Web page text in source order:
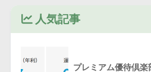
人気記事
プレミアム優待倶楽